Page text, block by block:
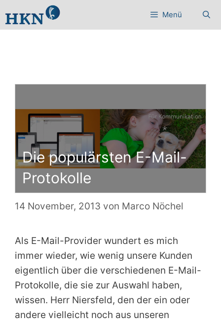
Inhalt
Menü
Die populärsten E-Mail-
Protokolle
14 November, 2013 von Marco Nöchel
Als E-Mail-Provider wundert es mich
immer wieder, wie wenig unsere Kunden
eigentlich über die verschiedenen E-Mail-
Protokolle, die sie zur Auswahl haben,
wissen. Herr Niersfeld, den der ein oder
andere vielleicht noch aus unseren